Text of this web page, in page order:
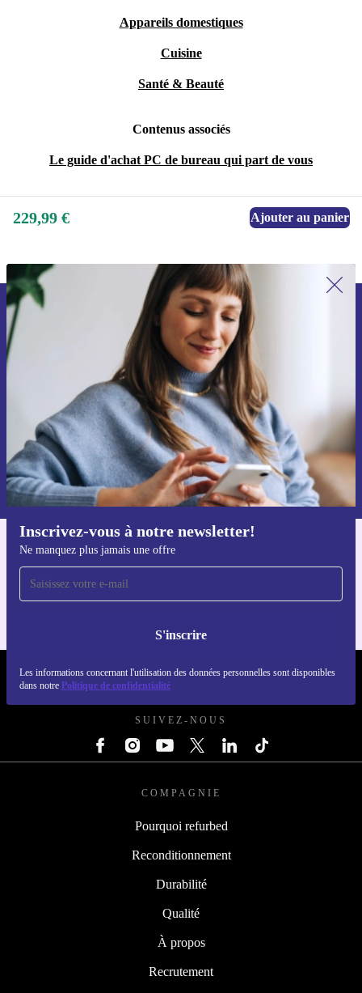
Appareils domestiques
Cuisine
Santé & Beauté
Contenus associés
Le guide d'achat PC de bureau qui part de vous
229,99 € Ajouter au panier
Inscrivez-vous à notre newsletter!
Ne manquez plus jamais une offre
S'inscrire
Les informations concernant l'utilisation des données personnelles sont disponibles
dans notre Politique de confidentialité
Recevoir offres et infos de refurbed
par mail
Ne manquez plus aucune offre.
S'inscrire
Retrouvez les informations sur l'utilisation des données personnelles
dans notrepolitique de confidentialité.
Téléchargez l'application refurbed
Pour iOS et Android
REFURBED FRANCE - RETHINK NEW.
SUIVEZ-NOUS
COMPAGNIE
Pourquoi refurbed
Reconditionnement
Durabilité
Qualité
À propos
Recrutement